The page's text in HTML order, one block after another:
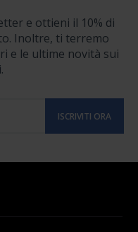
e ottieni il 10% di
Inoltre, ti terremo
e le ultime novità sui